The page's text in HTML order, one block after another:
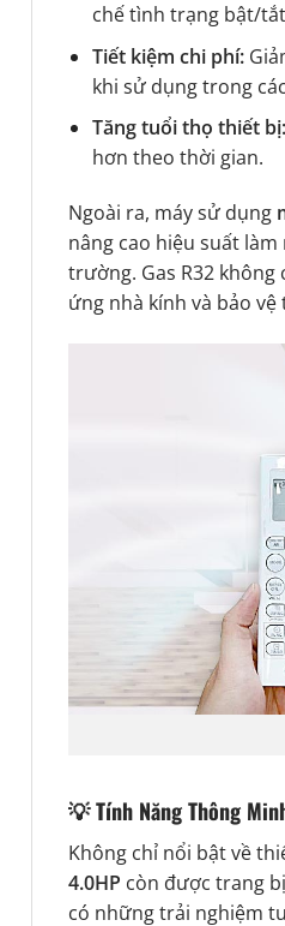
chế tình trạng bật/
Tiết kiệm chi phí:
khi sử dụng trong
Tăng tuổi thọ thiết bị:
hơn theo thời gian.
Ngoài ra, máy sử dụng
nâng cao hiệu suất
trường. Gas R32
ứng nhà kính và bảo vệ
💡Tính Năng Thông
Không chỉ nổi bật về
4.0HP còn được trang
có những trải nghiệm